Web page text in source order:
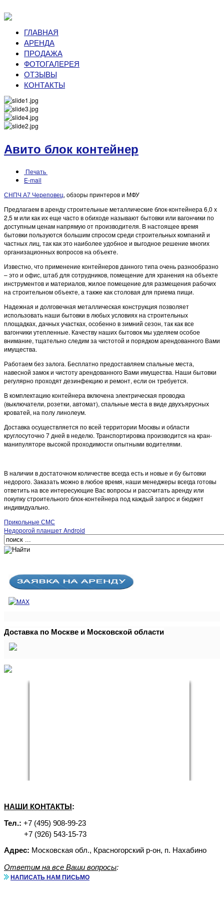
ГЛАВНАЯ
АРЕНДА
ПРОДАЖА
ФОТОГАЛЕРЕЯ
ОТЗЫВЫ
КОНТАКТЫ
Авито блок контейнер
Печать
E-mail
СНПЧ А7 Череповец, обзоры принтеров и МФУ
Предлагаем в аренду строительные металлические блок-контейнера 6,0 х
2,5 м или как их еще часто в обиходе называют бытовки или вагончики по
доступным ценам напрямую от производителя. В настоящее время
бытовки пользуются большим спросом среди строительных компаний и
частных лиц, так как это наиболее удобное и выгодное решение многих
организационных вопросов на объекте.
Известно, что применение контейнеров данного типа очень разнообразно
– это и офис, штаб для сотрудников, помещение для хранения на объекте
инструментов и материалов, жилое помещение для размещения рабочих
на строительном объекте, а также как столовая для приема пищи.
Надежная и долговечная металлическая конструкция позволяет
использовать наши бытовки в любых условиях на строительных
площадках, дачных участках, особенно в зимний сезон, так как все
вагончики утепленные. Качеству наших бытовок мы уделяем особое
внимание, тщательно следим за чистотой и порядком арендованного Вами
имущества.
Работаем без залога. Бесплатно предоставляем спальные места,
навесной замок и чистоту арендованного Вами имущества. Наши бытовки
регулярно проходят дезинфекцию и ремонт, если он требуется.
В комплектацию контейнера включена электрическая проводка
(выключатели, розетки, автомат), спальные места в виде двухъярусных
кроватей, на полу линолеум.
Доставка осуществляется по всей территории Москвы и области
круглосуточно 7 дней в неделю. Транспортировка производится на кран-
манипуляторе высокой проходимости опытными водителями.
В наличии в достаточном количестве всегда есть и новые и бу бытовки
недорого. Заказать можно в любое время, наши менеджеры всегда готовы
ответить на все интересующие Вас вопросы и рассчитать аренду или
покупку строительного блок-контейнера под каждый запрос и бюджет
индивидуально.
Прикольные СМС
Недорогой планшет Android
Доставка по Москве и Московской области
НАШИ КОНТАКТЫ:
Тел.: +7 (495) 908-99-23
+7 (926) 543-15-73
Адрес: Московская обл., Красногорский р-он, п. Нахабино
Ответим на все Ваши вопросы:
НАПИСАТЬ НАМ ПИСЬМО